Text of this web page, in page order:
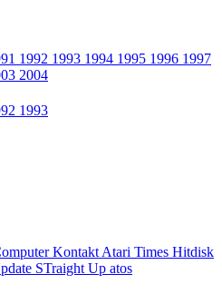
1992 1993 1994 1995 1996 1997
2004
1993
Kontakt Atari Times Hitdisk
STraight Up atos